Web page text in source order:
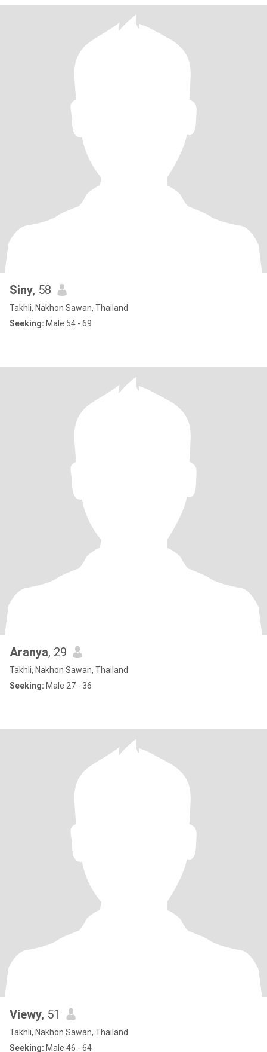
Siny, 58
Takhli, Nakhon Sawan, Thailand
Seeking: Male 54 - 69
Aranya, 29
Takhli, Nakhon Sawan, Thailand
Seeking: Male 27 - 36
Viewy, 51
Takhli, Nakhon Sawan, Thailand
Seeking: Male 46 - 64